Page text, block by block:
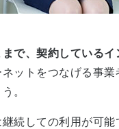
で、契約している
ットをつなげる事
。
続しての利用が可